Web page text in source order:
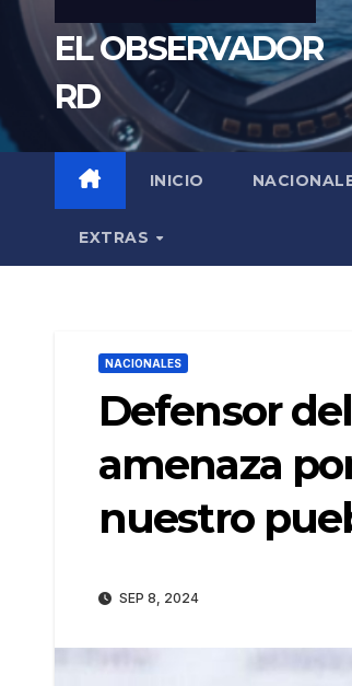
EL OBSERVADOR
RD
INICIO
EXTRAS
NACIONALES
Defensor
amenaza
nuestro
SEP 8, 2024